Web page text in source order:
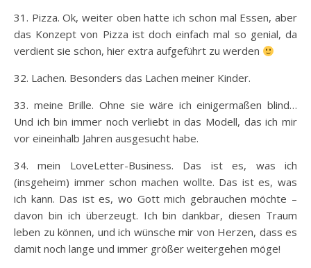
31. Pizza. Ok, weiter oben hatte ich schon mal Essen, aber
das Konzept von Pizza ist doch einfach mal so genial, da
verdient sie schon, hier extra aufgeführt zu werden
32. Lachen. Besonders das Lachen meiner Kinder.
33. meine Brille. Ohne sie wäre ich einigermaßen blind…
Und ich bin immer noch verliebt in das Modell, das ich mir
vor eineinhalb Jahren ausgesucht habe.
34. mein LoveLetter-Business. Das ist es, was ich
(insgeheim) immer schon machen wollte. Das ist es, was
ich kann. Das ist es, wo Gott mich gebrauchen möchte –
davon bin ich überzeugt. Ich bin dankbar, diesen Traum
leben zu können, und ich wünsche mir von Herzen, dass es
damit noch lange und immer größer weitergehen möge!